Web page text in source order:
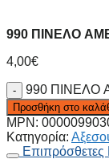
990 ΠΙΝΕΛΟ
4,00€
990 ΠΙΝΕΛΟ
Προσθήκη στο
MPN:
Κατηγορία:
Επιπρόσθετες